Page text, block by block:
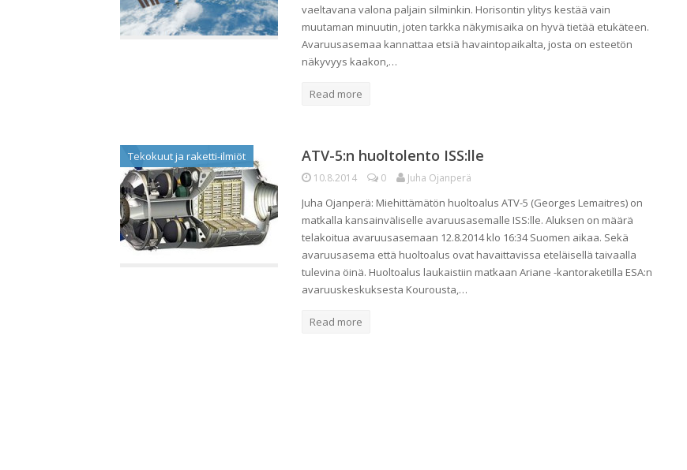
vaeltavana valona paljain silminkin. Horisontin ylitys kestää vain
muutaman minuutin, joten tarkka näkymisaika on hyvä tietää etukäteen.
Avaruusasemaa kannattaa etsiä havaintopaikalta, josta on esteetön
näkyvyys kaakon,…
Read more
Tekokuut ja raketti-ilmiöt ATV-5:n huoltolento ISS:lle
10.8.2014 0 Juha Ojanperä
Juha Ojanperä: Miehittämätön huoltoalus ATV-5 (Georges Lemaitres) on
matkalla kansainväliselle avaruusasemalle ISS:lle. Aluksen on määrä
telakoitua avaruusasemaan 12.8.2014 klo 16:34 Suomen aikaa. Sekä
avaruusasema että huoltoalus ovat havaittavissa eteläisellä taivaalla
tulevina öinä. Huoltoalus laukaistiin matkaan Ariane -kantoraketilla ESA:n
avaruuskeskuksesta Kourousta,…
Read more